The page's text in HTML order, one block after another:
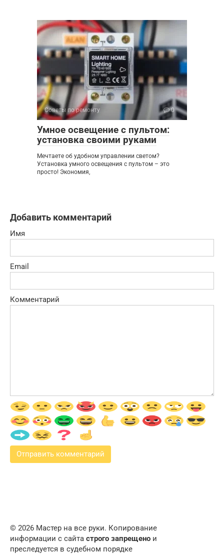
Советы по ремонту 0
Умное освещение с пультом:
установка своими руками
Мечтаете об удобном управлении светом?
Установка умного освещения с пультом – это
просто! Экономия,
Добавить комментарий
Имя
Email
Комментарий
© 2026 Мастер на все руки. Копирование
информации с сайта строго запрещено и
преследуется в судебном порядке